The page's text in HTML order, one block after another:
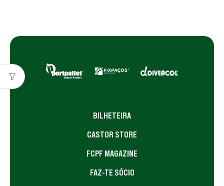
BILHETEIRA
CASTOR STORE
FCPF MAGAZINE
FAZ-TE SÓCIO